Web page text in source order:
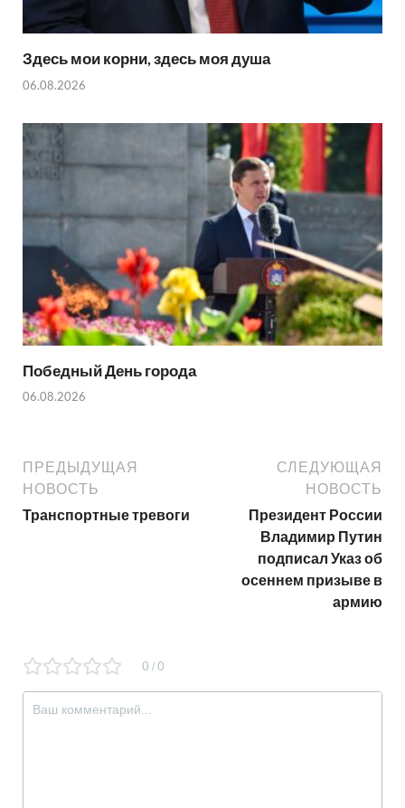
Здесь мои корни, здесь моя душа
06.08.2026
Победный День города
06.08.2026
ПРЕДЫДУЩАЯ
НОВОСТЬ
Транспортные тревоги
СЛЕДУЮЩАЯ
НОВОСТЬ
Президент России
Владимир Путин
подписал Указ об
осеннем призыве в
армию
0 / 0